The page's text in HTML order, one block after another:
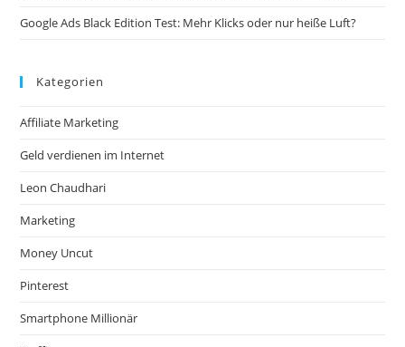
Google Ads Black Edition Test: Mehr Klicks oder nur heiße Luft?
Kategorien
Affiliate Marketing
Geld verdienen im Internet
Leon Chaudhari
Marketing
Money Uncut
Pinterest
Smartphone Millionär